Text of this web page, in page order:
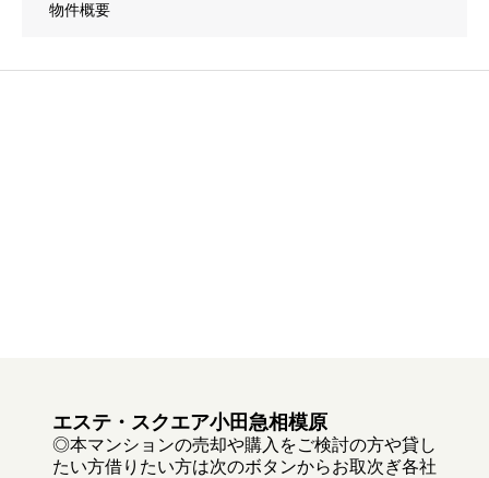
物件概要
エステ・スクエア小田急相模原
◎本マンションの売却や購入をご検討の方や貸し
たい方借りたい方は次のボタンからお取次ぎ各社